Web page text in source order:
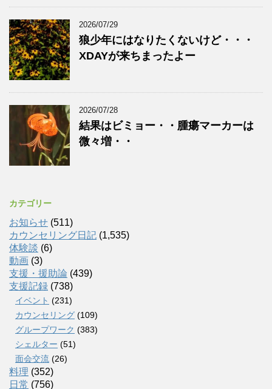
2026/07/29
狼少年にはなりたくないけど・・・
XDAYが来ちまったよー
2026/07/28
結果はビミョー・・腫瘍マーカーは
微々増・・
カテゴリー
お知らせ (511)
カウンセリング日記 (1,535)
体験談 (6)
動画 (3)
支援・援助論 (439)
支援記録 (738)
イベント (231)
カウンセリング (109)
グループワーク (383)
シェルター (51)
面会交流 (26)
料理 (352)
日常 (756)